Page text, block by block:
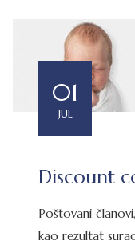
01
JUL
Discount
Poštovani članovi,
kao rezultat